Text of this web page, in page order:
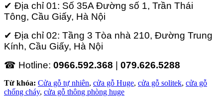
✔ Địa chỉ 01: Số 35A Đường số 1, Trần Thái
Tông, Cầu Giấy, Hà Nội
✔ Địa chỉ 02: Tầng 3 Tòa nhà 210, Đường Trung
Kính, Cầu Giấy, Hà Nội
☎ Hotline: 0966.592.368 079.626.5288
Từ khóa: Cửa gỗ tự nhiên, cửa gỗ Huge, cửa gỗ solitek, cửa gỗ
chống cháy, cửa gỗ thông phòng huge